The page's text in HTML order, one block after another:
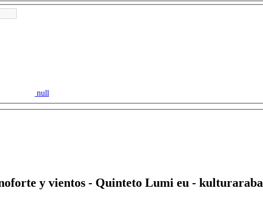
null
y vientos - Quinteto Lumi eu - kulturaraba